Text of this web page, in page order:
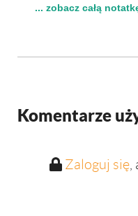
... zobacz całą
Komentarze
Zaloguj się,